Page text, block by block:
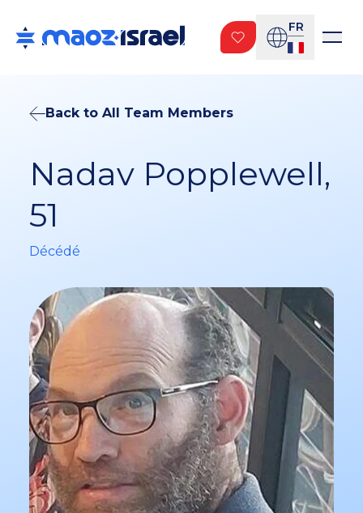
FR
Back to All Team Members
Nadav Popplewell,
51
Décédé